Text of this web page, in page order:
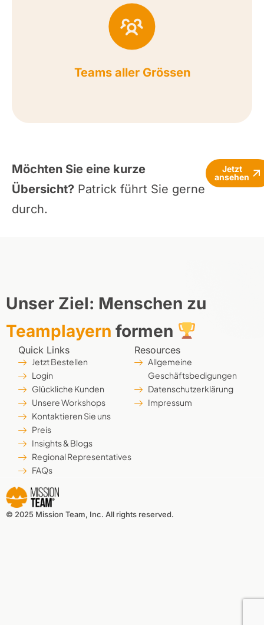
Teams aller Grössen
Unsere Software bietet inspirierende und
lohnende Workshops für Teams mit 2 bis 18
Personen. Für grössere Teams unterstützen
wir euch gerne bei der optimalen Unterteilung
in Untergruppen!
Möchten Sie eine kurze
Übersicht? Patrick führt Sie gerne
durch.
Jetzt
ansehen
Unser Ziel: Menschen zu
Teamplayern formen
Quick Links
Jetzt Bestellen
Login
Glückliche Kunden
Unsere Workshops
Kontaktieren Sie uns
Preis
Insights & Blogs
Regional Representatives
FAQs
Resources
Allgemeine
Geschäftsbedigungen
Datenschutzerklärung
Impressum
© 2025 Mission Team, Inc. All rights reserved.